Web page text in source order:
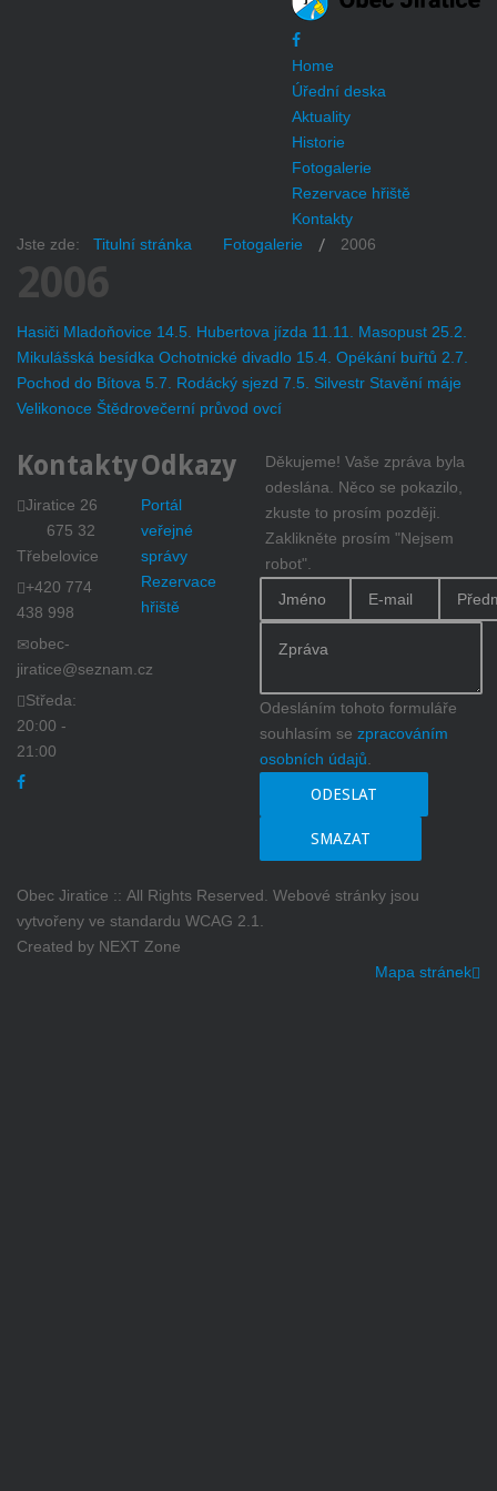
Home
Úřední deska
Aktuality
Historie
Fotogalerie
Rezervace hřiště
Kontakty
Jste zde:
Titulní stránka Fotogalerie 2006
2006
Hasiči Mladoňovice 14.5. Hubertova jízda 11.11. Masopust 25.2.
Mikulášská besídka Ochotnické divadlo 15.4. Opékání buřtů 2.7.
Pochod do Bítova 5.7. Rodácký sjezd 7.5. Silvestr Stavění máje
Velikonoce Štědrovečerní průvod ovcí
Kontakty
Jiratice 26
675 32
Třebelovice
+420 774
438 998
obec-
jiratice@seznam.cz
Středa:
20:00 -
21:00
Odkazy
Portál
veřejné
správy
Rezervace
hřiště
Děkujeme! Vaše zpráva byla
odeslána.
Něco se pokazilo,
zkuste to prosím později.
Zaklikněte prosím "Nejsem
robot".
Odesláním tohoto formuláře
souhlasím se zpracováním
osobních údajů
ODESLAT
SMAZAT
Obec Jiratice :: All Rights Reserved. Webové stránky jsou
vytvořeny ve standardu WCAG 2.1.
Created by NEXT Zone
Mapa stránek